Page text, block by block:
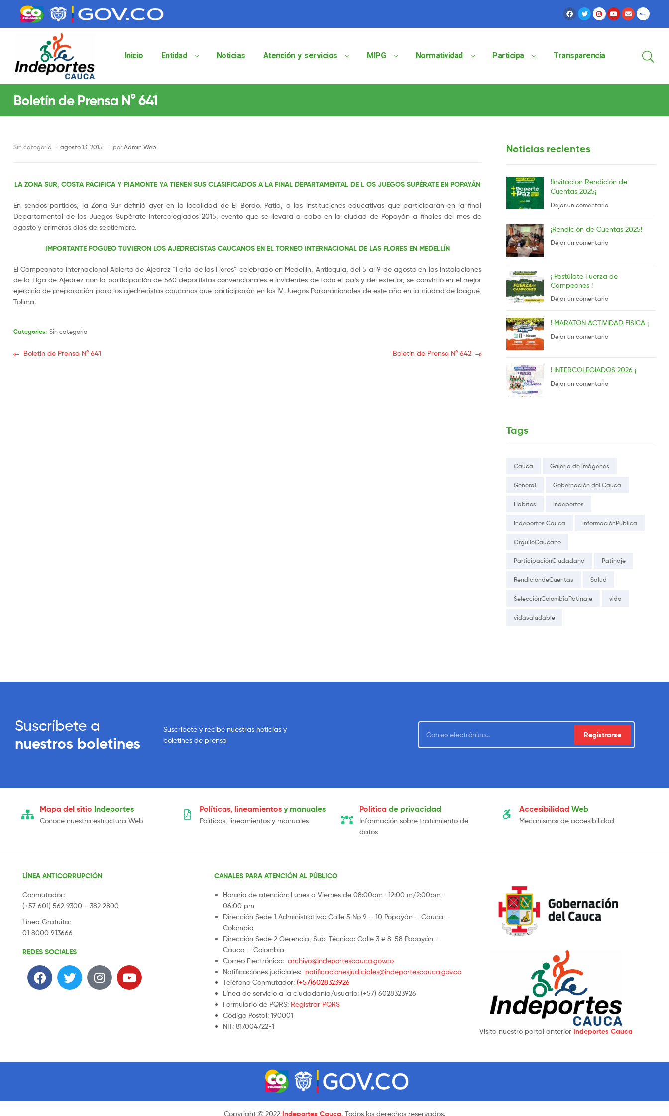
contenido
contenido
Indeportes
Cauca
de
Indeportes
Inicio Entidad Noticias Atención y servicios MIPG Normatividad Participa Transparencia
Boletín de Prensa N° 641
Sin categoría agosto 13, 2015 por Admin Web
LA ZONA SUR, COSTA PACIFICA Y PIAMONTE YA TIENEN SUS CLASIFICADOS A LA FINAL DEPARTAMENTAL DE L OS JUEGOS SUPÉRATE EN POPAYÁN
En sendos partidos, la Zona Sur definió ayer en la localidad de El Bordo, Patía, a las instituciones educativas que participarán en la final
Departamental de los Juegos Supérate Intercolegiados 2015, evento que se llevará a cabo en la ciudad de Popayán a finales del mes de
agosto y primeros días de septiembre.
IMPORTANTE FOGUEO TUVIERON LOS AJEDRECISTAS CAUCANOS EN EL TORNEO INTERNACIONAL DE LAS FLORES EN MEDELLÍN
El Campeonato Internacional Abierto de Ajedrez “Feria de las Flores” celebrado en Medellín, Antioquia, del 5 al 9 de agosto en las instalaciones
de la Liga de Ajedrez con la participación de 560 deportistas convencionales e invidentes de todo el país y del exterior, se convirtió en el mejor
ejercicio de preparación para los ajedrecistas caucanos que participarán en los IV Juegos Paranacionales de este año en la ciudad de Ibagué,
Tolima.
Categories: Sin categoría
Boletín de Prensa N° 641 Boletín de Prensa N° 642
Noticias recientes
!Invitacion Rendición de
Cuentas 2025¡
Dejar un comentario
¡Rendición de Cuentas 2025!
Dejar un comentario
¡ Postúlate Fuerza de
Campeones !
Dejar un comentario
! MARATON ACTIVIDAD FISICA ¡
Dejar un comentario
! INTERCOLEGIADOS 2026 ¡
Dejar un comentario
Tags
Cauca Galería de Imágenes
General Gobernación del Cauca
Habitos Indeportes
Indeportes Cauca InformaciónPública
OrgulloCaucano
ParticipaciónCiudadana Patinaje
RendicióndeCuentas Salud
SelecciónColombiaPatinaje vida
vidasaludable
Suscríbete a
nuestros boletines
Suscríbete y recibe nuestras noticias y
boletines de prensa
Registrarse
Mapa del sitio Indeportes
Conoce nuestra estructura Web
Políticas, lineamientos y manuales
Políticas, lineamientos y manuales
Política de privacidad
Información sobre tratamiento de
datos
Accesibilidad Web
Mecanismos de accesibilidad
LÍNEA ANTICORRUPCIÓN
Conmutador:
(+57 601) 562 9300 - 382 2800
Línea Gratuita:
01 8000 913666
REDES SOCIALES
CANALES PARA ATENCIÓN AL PÚBLICO
Horario de atención: Lunes a Viernes de 08:00am -12:00 m/2:00pm-
06:00 pm
Dirección Sede 1 Administrativa: Calle 5 No 9 – 10 Popayán – Cauca –
Colombia
Dirección Sede 2 Gerencia, Sub-Técnica: Calle 3 # 8-58 Popayán –
Cauca – Colombia
Correo Electrónico:archivo@indeportescauca.gov.co
Notificaciones judiciales: notificacionesjudiciales@indeportescauca.gov.co
Teléfono Conmutador:(+57)6028323926
Línea de servicio a la ciudadanía/usuario: (+57) 6028323926
Formulario de PQRS: Registrar PQRS
Código Postal: 190001
NIT: 817004722-1
Visita nuestro portal anterior Indeportes Cauca
Copyright © 2022 Indeportes Cauca. Todos los derechos reservados.